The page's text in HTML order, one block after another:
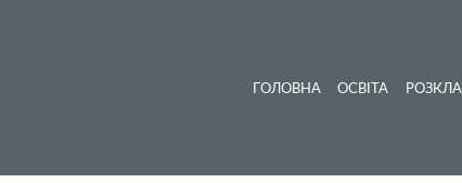
ГОЛОВНА ОСВІТА